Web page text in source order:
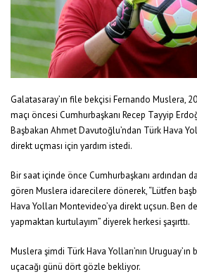
Galatasaray’ın file bekçisi Fernando Muslera,
maçı öncesi Cumhurbaşkanı Recep Tayyip
Başbakan Ahmet Davutoğlu’ndan Türk Hava
direkt uçması için yardım istedi.
Bir saat içinde önce Cumhurbaşkanı ardından da
gören Muslera idarecilere dönerek, “Lütfen
Hava Yolları Montevideo’ya direkt uçsun. Ben
yapmaktan kurtulayım” diyerek herkesi şaşırttı.
Muslera şimdi Türk Hava Yolları’nın
uçacağı günü dört gözle bekliyor.